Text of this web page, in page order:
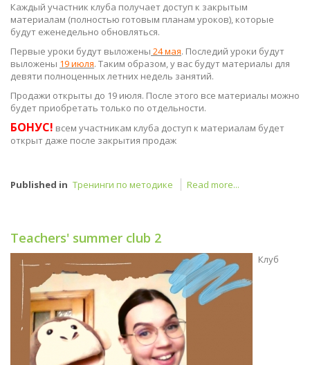
Каждый участник клуба получает доступ к закрытым
материалам (полностью готовым планам уроков), которые
будут еженедельно обновляться.
Первые уроки будут выложены 24 мая. Последий уроки будут
выложены 19 июля. Таким образом, у вас будут материалы для
девяти полноценных летних недель занятий.
Продажи открыты до 19 июля. После этого все материалы можно
будет приобретать только по отдельности.
БОНУС! всем участникам клуба доступ к материалам будет
открыт даже после закрытия продаж
Published in Тренинги по методике Read more...
Teachers' summer club 2
Клуб